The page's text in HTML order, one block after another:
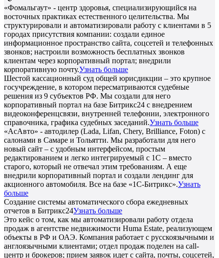
«Фомальгаут» - центр здоровья, специализирующийся на
восточных практиках естественного целительства. Мы
структурировали и автоматизировали работу с клиентами в 5
городах присутствия компании: создали единое
информационное пространство сайта, соцсетей и телефонных
звонков; настроили возможность бесплатных звонков
клиентам через корпоративный портал; внедрили
корпоративную почту.Узнать больше
Шестой кассационный суд общей юрисдикции – это крупное
госучреждение, в котором пересматриваются судебные
решения из 9 субъектов РФ. Мы создали для него
корпоративный портал на базе Битрикс24 с внедрением
видеоконференцсвязи, внутренней телефонии, электронного
справочника, графика судебных заседаний.Узнать больше
«АсАвто» - автодилер (Lada, Lifan, Chery, Brilliance, Foton) с
салонами в Самаре и Тольятти. Мы разработали для него
новый сайт – с удобным интерфейсом, простым
редактированием и легко интегрируемый с 1С – вместо
старого, который не отвечал этим требованиям. А еще
внедрили корпоративный портал и создали лендинг для
акционного автомобиля. Все на базе «1С-Битрикс».Узнать
больше
Создание системы автоматического сбора ежедневных
отчетов в Битрикс24Узнать больше
Это кейс о том, как мы автоматизировали работу отдела
продаж в агентстве недвижимости Huma Estate, реализующем
объекты в РФ и ОАЭ. Компания работает с русскоязычными и
англоязычными клиентами; отдел продаж поделен на call-
центр и брокеров; прием заявок идет с сайта, почты, соцсетей,